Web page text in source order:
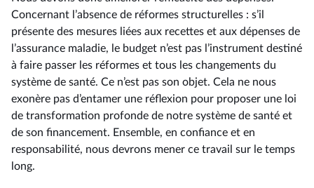
Concernant l’absence de réformes structurelles : s’il
présente des mesures liées aux recettes et aux dépenses de
l’assurance maladie, le budget n’est pas l’instrument destiné
à faire passer les réformes et tous les changements du
système de santé. Ce n’est pas son objet. Cela ne nous
exonère pas d’entamer une réflexion pour proposer une loi
de transformation profonde de notre système de santé et
de son financement. Ensemble, en confiance et en
responsabilité, nous devrons mener ce travail sur le temps
long.